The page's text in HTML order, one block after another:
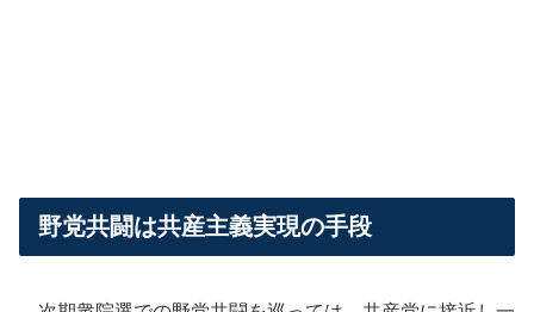
野党共闘は共産主義実現の手段